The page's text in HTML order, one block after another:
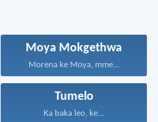
Moya Mokgethwa
Morena ke Moya, mme...
Tumelo
Ka baka leo, ke...